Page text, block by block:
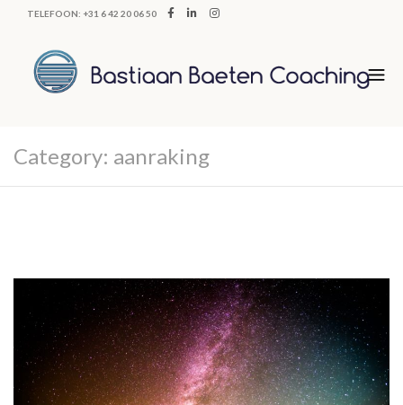
TELEFOON: +31 6 42 20 06 50
Category: aanraking